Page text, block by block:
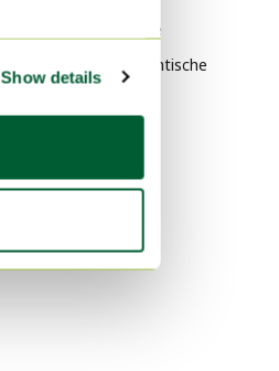
Show details
Vitra Bürostühle
Rolf Benz Couchtische